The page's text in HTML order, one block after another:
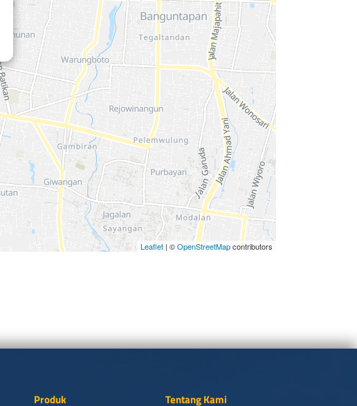
Leaflet | ©OpenStreetMapcontributors
Produk Tentang Kami